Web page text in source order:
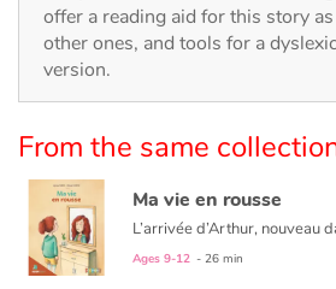
Festivals and events
Love and friendship
Emotions and feelings
offer a reading aid for this story
other ones, and tools for a
version.
From the same
Ma vie en rousse
Ages 9-12 - 26 min